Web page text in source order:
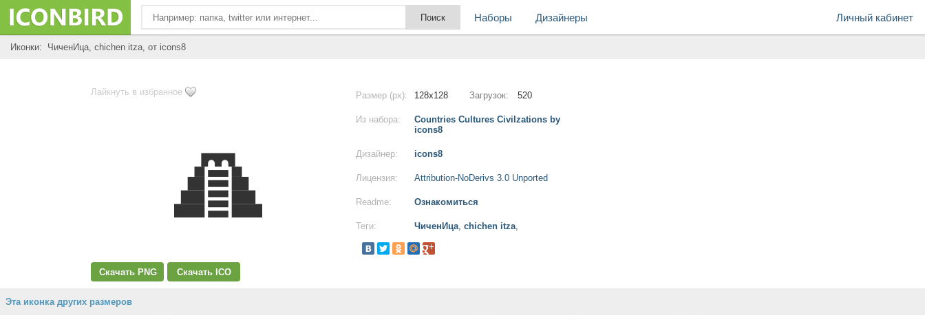
Личный кабинет
Наборы Дизайнеры
Иконки: ЧиченИца, chichen itza, от icons8
Лайкнуть в избранное
Скачать PNG Скачать ICO
Размер (px): 128x128 Загрузок: 520
Из набора:
Countries Cultures Civilzations by
icons8
Дизайнер: icons8
Лицензия: Attribution-NoDerivs 3.0 Unported
Readme: Ознакомиться
Теги: ЧиченИца, chichen itza,
Эта иконка других размеров